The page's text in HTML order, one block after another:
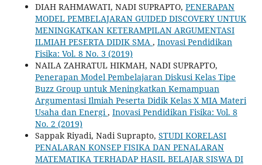
DIAH RAHMAWATI, NADI SUPRAPTO, PENERAPAN
MODEL PEMBELAJARAN GUIDED DISCOVERY UNTUK
MENINGKATKAN KETERAMPILAN ARGUMENTASI
ILMIAH PESERTA DIDIK SMA , Inovasi Pendidikan
Fisika: Vol. 8 No. 3 (2019)
NAILA ZAHRATUL HIKMAH, NADI SUPRAPTO,
Penerapan Model Pembelajaran Diskusi Kelas Tipe
Buzz Group untuk Meningkatkan Kemampuan
Argumentasi Ilmiah Peserta Didik Kelas X MIA Materi
Usaha dan Energi , Inovasi Pendidikan Fisika: Vol. 8
No. 2 (2019)
Sappak Riyadi, Nadi Suprapto, STUDI KORELASI
PENALARAN KONSEP FISIKA DAN PENALARAN
MATEMATIKA TERHADAP HASIL BELAJAR SISWA DI